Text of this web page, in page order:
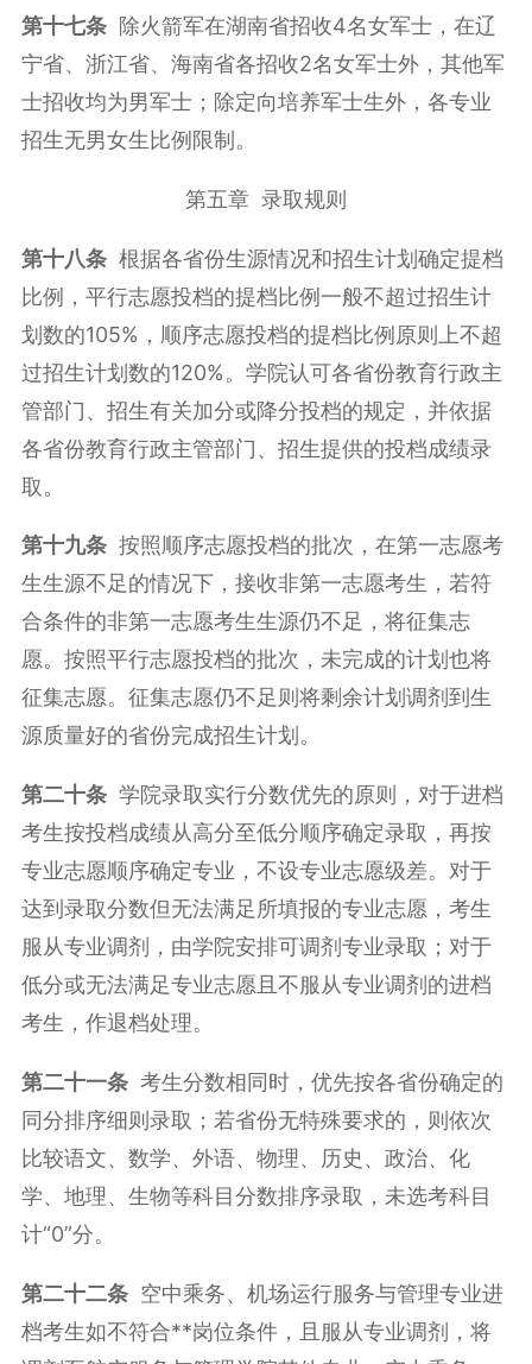
第十七条除火箭军在湖南省招收4名女军士，在辽
宁省、浙江省、海南省各招收2名女军士外，其他军
士招收均为男军士；除定向培养军士生外，各专业
招生无男女生比例限制。
第五章 录取规则
第十八条根据各省份生源情况和招生计划确定提档
比例，平行志愿投档的提档比例一般不超过招生计
划数的105%，顺序志愿投档的提档比例原则上不超
过招生计划数的120%。学院认可各省份教育行政主
管部门、招生有关加分或降分投档的规定，并依据
各省份教育行政主管部门、招生提供的投档成绩录
取。
第十九条按照顺序志愿投档的批次，在第一志愿考
生生源不足的情况下，接收非第一志愿考生，若符
合条件的非第一志愿考生生源仍不足，将征集志
愿。按照平行志愿投档的批次，未完成的计划也将
征集志愿。征集志愿仍不足则将剩余计划调剂到生
源质量好的省份完成招生计划。
第二十条学院录取实行分数优先的原则，对于进档
考生按投档成绩从高分至低分顺序确定录取，再按
专业志愿顺序确定专业，不设专业志愿级差。对于
达到录取分数但无法满足所填报的专业志愿，考生
服从专业调剂，由学院安排可调剂专业录取；对于
低分或无法满足专业志愿且不服从专业调剂的进档
考生，作退档处理。
第二十一条考生分数相同时，优先按各省份确定的
同分排序细则录取；若省份无特殊要求的，则依次
比较语文、数学、外语、物理、历史、政治、化
学、地理、生物等科目分数排序录取，未选考科目
计“0”分。
第二十二条 空中乘务、机场运行服务与管理专业进
档考生如不符合**岗位条件，且服从专业调剂，将